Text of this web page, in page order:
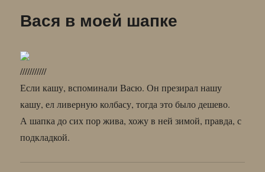
Вася в моей шапке
///////////
Если кашу, вспоминали Васю. Он презирал нашу
кашу, ел ливерную колбасу, тогда это было дешево.
А шапка до сих пор жива, хожу в ней зимой, правда, с
подкладкой.